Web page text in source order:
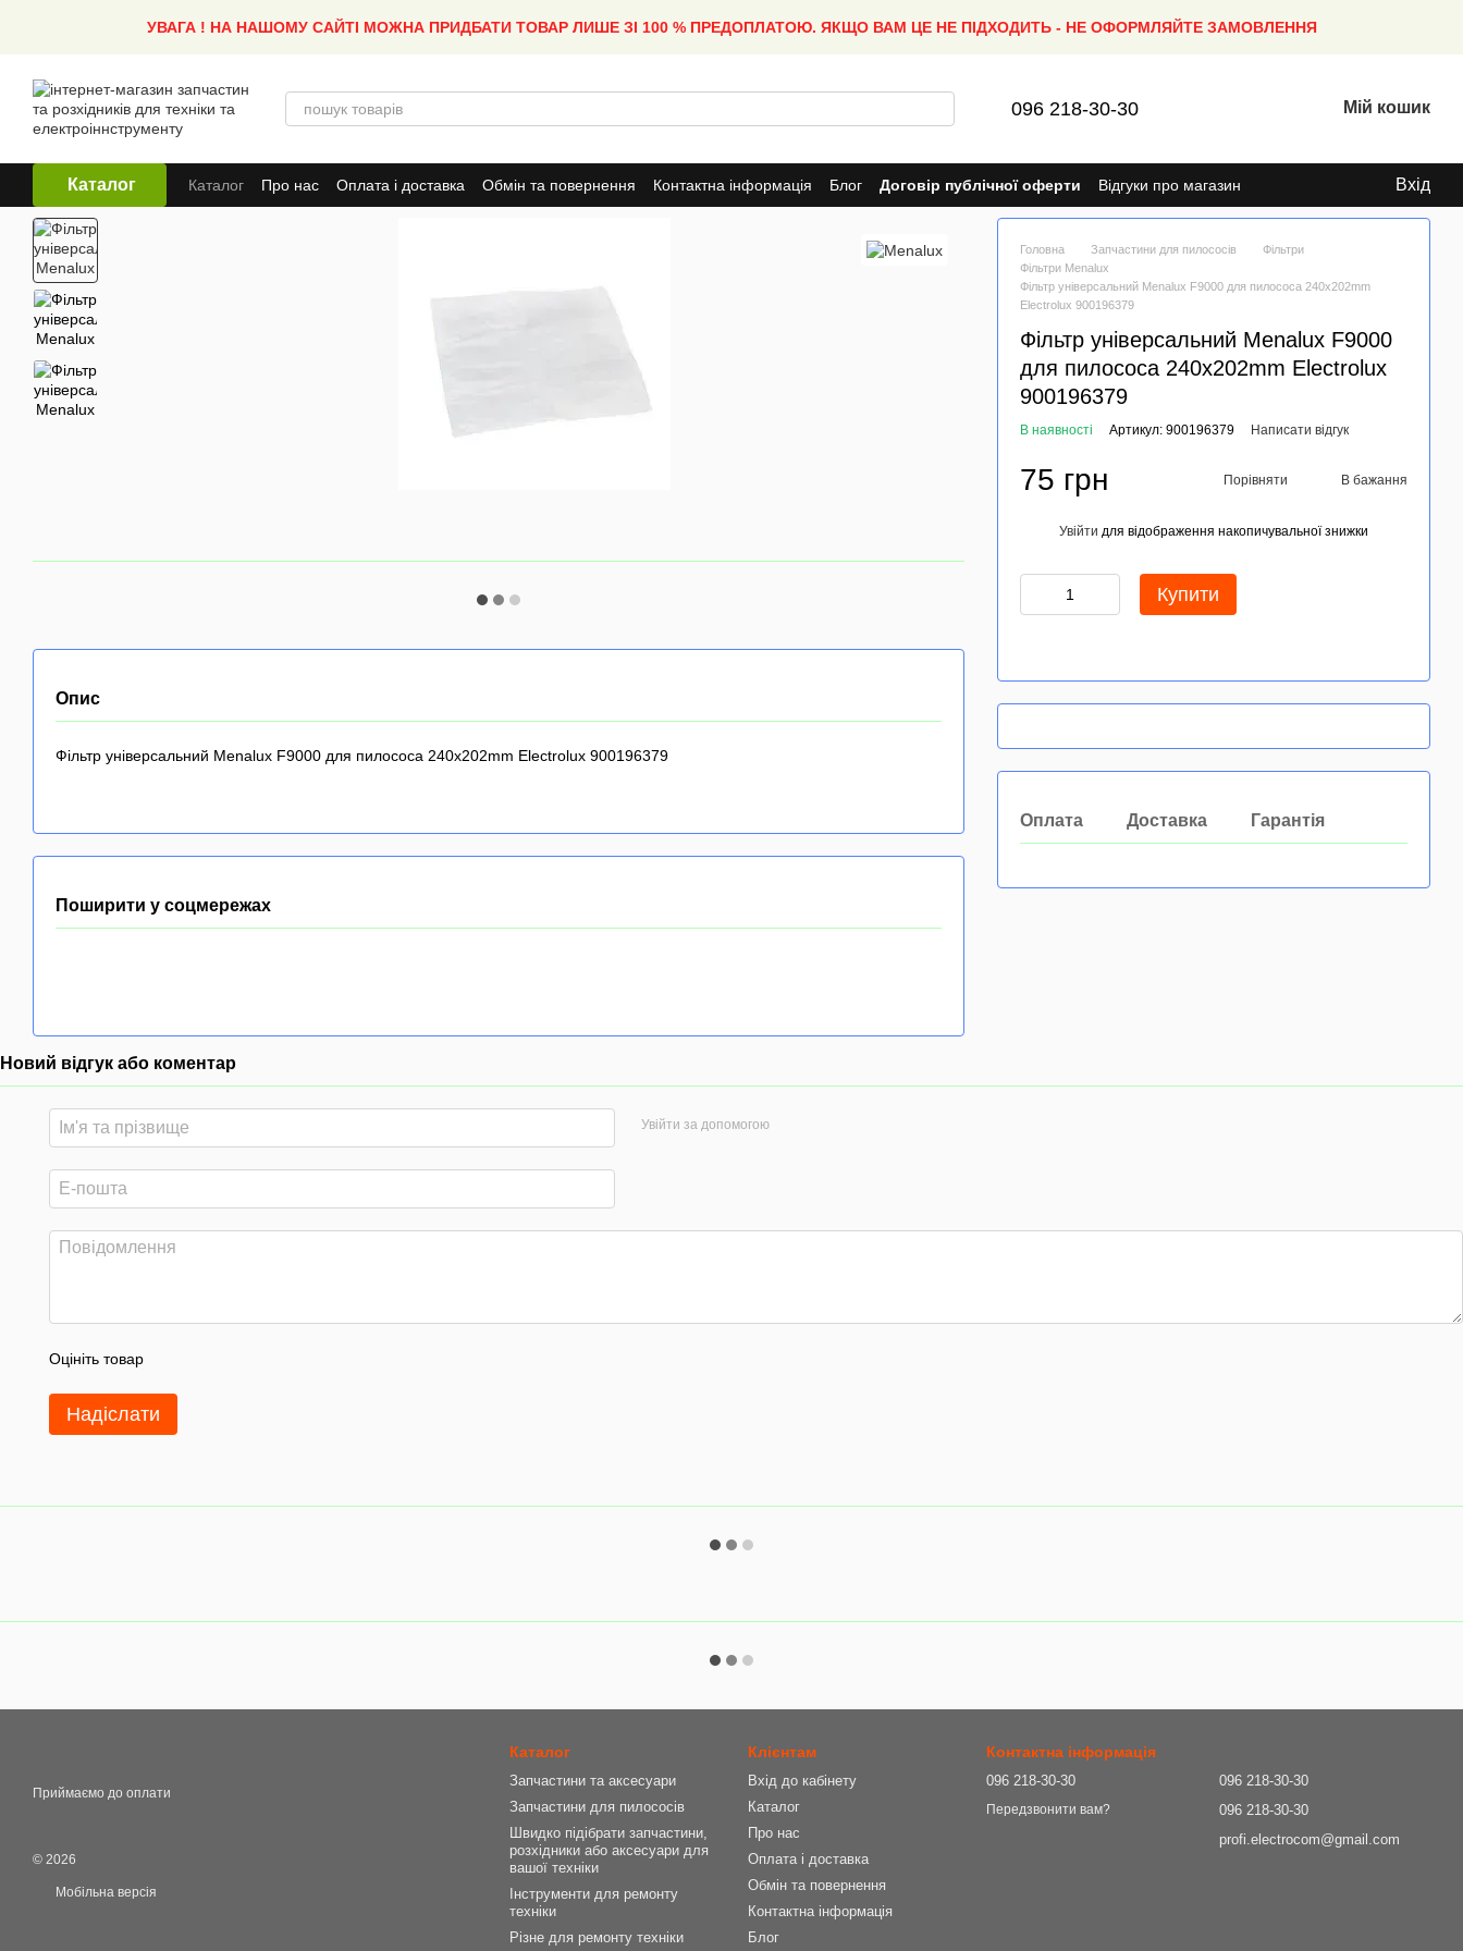
УВАГА ! НА НАШОМУ САЙТІ МОЖНА ПРИДБАТИ ТОВАР ЛИШЕ ЗІ 100 % ПРЕДОПЛАТОЮ. ЯКЩО ВАМ ЦЕ НЕ ПІДХОДИТЬ - НЕ ОФОРМЛЯЙТЕ ЗАМОВЛЕННЯ
096 218-30-30 Мій кошик
Каталог Каталог Про нас Оплата і доставка Обмін та повернення Контактна інформація Блог Договір публічної оферти Відгуки про магазин Вхід
Головна Запчастини для пилососів
Фільтри
Фільтри Menalux
Фільтр універсальний Menalux F9000 для пилососа 240x202mm
Electrolux 900196379
Фільтр універсальний Menalux F9000
для пилососа 240x202mm Electrolux
900196379
В наявності Артикул: 900196379 Написати відгук
75 грн Порівняти В бажання
Увійти для відображення накопичувальної знижки
Купити
Оплата Доставка Гарантія
Опис
Фільтр універсальний Menalux F9000 для пилососа 240x202mm Electrolux 900196379
Поширити у соцмережах
Новий відгук або коментар
Увійти за допомогою
Оцініть товар
Надіслати
Приймаємо до оплати
© 2026
Мобільна версія
Каталог
Запчастини та аксесуари
Запчастини для пилососів
Швидко підібрати запчастини,
розхідники або аксесуари для
вашої техніки
Інструменти для ремонту
техніки
Різне для ремонту техніки
Клієнтам
Вхід до кабінету
Каталог
Про нас
Оплата і доставка
Обмін та повернення
Контактна інформація
Блог
Контактна інформація
096 218-30-30
Передзвонити вам?
096 218-30-30
096 218-30-30
profi.electrocom@gmail.com